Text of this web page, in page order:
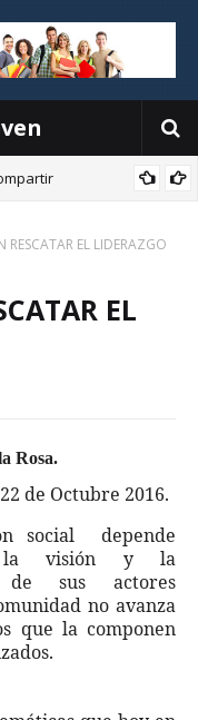
RESCATAR EL LIDERAZGO
EL
Rosa.
de Octubre 2016.
social depende
la visión y la
de sus actores
no avanza
que la componen